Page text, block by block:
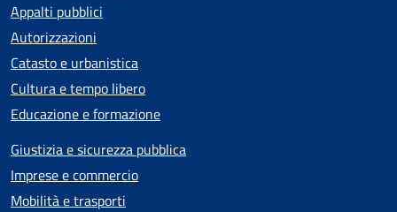
Appalti pubblici
Autorizzazioni
Catasto e urbanistica
Cultura e tempo libero
Educazione e formazione
Giustizia e sicurezza pubblica
Imprese e commercio
Mobilità e trasporti